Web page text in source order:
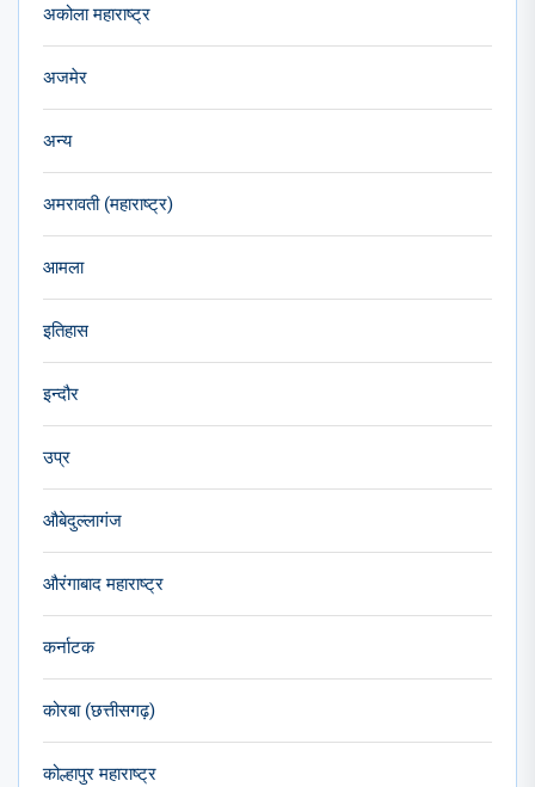
अकोला महाराष्ट्र
अजमेर
अन्य
अमरावती (महाराष्ट्र)
आमला
इतिहास
इन्दौर
उप्र
औबेदुल्लागंज
औरंगाबाद महाराष्ट्र
कर्नाटक
कोरबा (छत्तीसगढ़)
कोल्हापुर महाराष्ट्र